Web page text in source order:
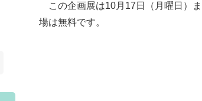
この企画展は10月17日（月曜日）
場は無料です。